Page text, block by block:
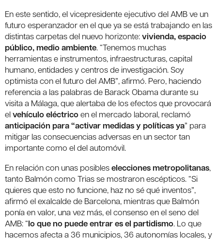
En este sentido, el vicepresidente ejecutivo del AMB ve un
futuro esperanzador en el que ya se está trabajando en las
distintas carpetas del nuevo horizonte:vivienda, espacio
público, medio ambiente. “Tenemos muchas
herramientas e instrumentos, infraestructuras, capital
humano, entidades y centros de investigación. Soy
optimista con el futuro del AMB”, afirmó. Pero, haciendo
referencia a las palabras de Barack Obama durante su
visita a Málaga, que alertaba de los efectos que provocará
elvehículo eléctricoen el mercado laboral, reclamó
anticipación para “activar medidas y políticas ya” para
mitigar las consecuencias adversas en un sector tan
importante como el del automóvil.
En relación con unas posibleselecciones metropolitanas,
tanto Balmón como Trias se mostraron escépticos. “Si
quieres que esto no funcione, haz no sé qué inventos”,
afirmó el exalcalde de Barcelona, mientras que Balmón
ponía en valor, una vez más, el consenso en el seno del
AMB: “lo que no puede entrar es el partidismo. Lo que
hacemos afecta a 36 municipios, 36 autonomías locales, y